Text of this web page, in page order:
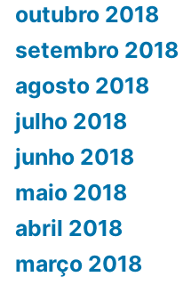
outubro 2018
setembro 2018
agosto 2018
julho 2018
junho 2018
maio 2018
abril 2018
março 2018